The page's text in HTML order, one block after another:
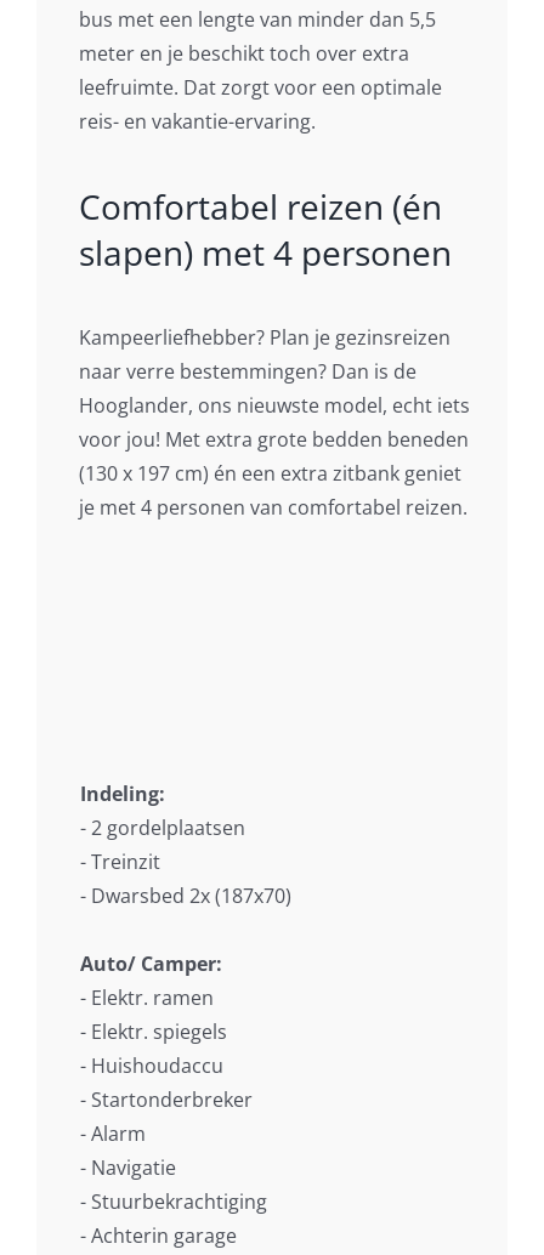
bus met een lengte van minder dan 5,5
meter en je beschikt toch over extra
leefruimte. Dat zorgt voor een optimale
reis- en vakantie-ervaring.
Comfortabel reizen (én
slapen) met 4 personen
Kampeerliefhebber? Plan je gezinsreizen
naar verre bestemmingen? Dan is de
Hooglander, ons nieuwste model, echt iets
voor jou! Met extra grote bedden beneden
(130 x 197 cm) én een extra zitbank geniet
je met 4 personen van comfortabel reizen.
Indeling:
- 2 gordelplaatsen
- Treinzit
- Dwarsbed 2x (187x70)
Auto/ Camper:
- Elektr. ramen
- Elektr. spiegels
- Huishoudaccu
- Startonderbreker
- Alarm
- Navigatie
- Stuurbekrachtiging
- Achterin garage